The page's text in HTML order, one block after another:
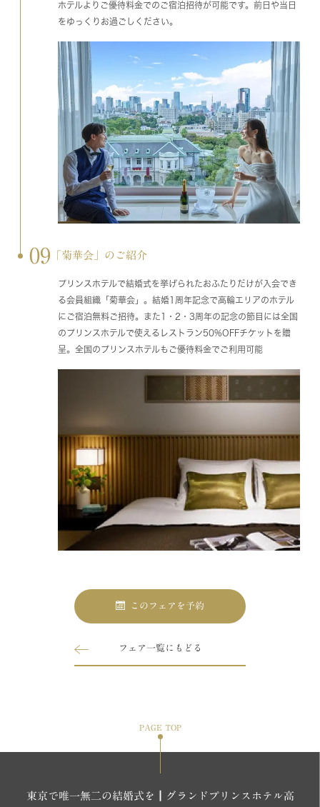
ホテルよりご優待料金でのご宿泊招待が可能です。前日や当日
をゆっくりお過ごしください。
09 「菊華会」のご紹介
プリンスホテルで結婚式を挙げられたおふたりだけが入会でき
る会員組織「菊華会」。結婚1周年記念で高輪エリアのホテル
にご宿泊無料ご招待。また1・2・3周年の記念の節目には全国
のプリンスホテルで使えるレストラン50%OFFチケットを贈
呈。全国のプリンスホテルもご優待料金でご利用可能
このフェアを予約
フェア一覧にもどる
PAGE TOP
東京で唯一無二の結婚式を┃グランドプリンスホテル高